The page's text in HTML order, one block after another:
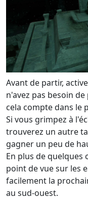
Avant de partir,
n'avez pas besoin
cela compte dans le
Si vous grimpez à
trouverez un autre
gagner un peu de
En plus de
point de vue sur les
facilement la
au sud-ouest.